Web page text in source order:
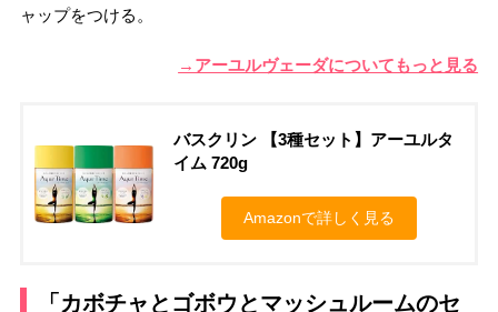
ャップをつける。
→アーユルヴェーダについてもっと見る
バスクリン 【3種セット】アーユルタ
イム 720g
Amazonで詳しく見る
「カボチャとゴボウとマッシュルームのセ